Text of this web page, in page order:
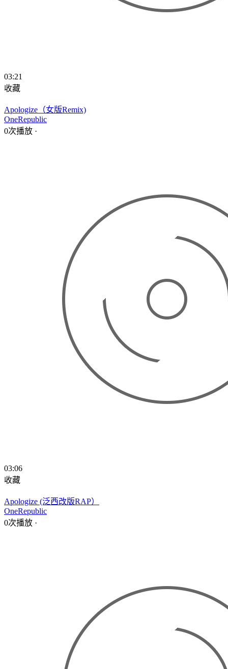
03:21
收藏
Apologize（女版Remix)
OneRepublic
0次播放 ·
03:06
收藏
Apologize (泛西改版RAP）
OneRepublic
0次播放 ·